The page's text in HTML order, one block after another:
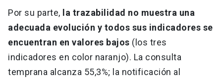
Por su parte, la trazabilidad no muestra una
adecuada evolución y todos sus indicadores se
encuentran en valores bajos (los tres
indicadores en color naranjo). La consulta
temprana alcanza 55,3%; la notificación al